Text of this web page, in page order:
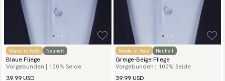
Made in Italy Neuheit
Blaue Fliege
Vorgebunden | 100% Seide
39.99 USD
Made in Italy Neuheit
Greige-Beige Fliege
Vorgebunden | 100% Seide
39.99 USD